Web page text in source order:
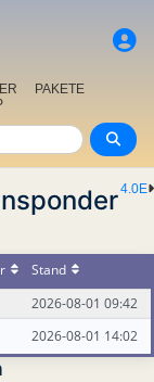
PAKETE
4.0E
Stand
2026-08-01 09:42
2026-08-01 14:02